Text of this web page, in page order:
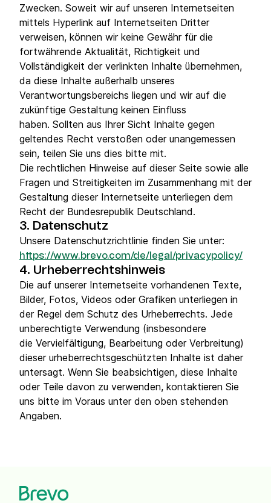
Zwecken. Soweit wir auf unseren Internetseiten
mittels Hyperlink auf Internetseiten Dritter
verweisen, können wir keine Gewähr für die
fortwährende Aktualität, Richtigkeit und
Vollständigkeit der verlinkten Inhalte übernehmen,
da diese Inhalte außerhalb unseres
Verantwortungsbereichs liegen und wir auf die
zukünftige Gestaltung keinen Einfluss
haben. Sollten aus Ihrer Sicht Inhalte gegen
geltendes Recht verstoßen oder unangemessen
sein, teilen Sie uns dies bitte mit.
Die rechtlichen Hinweise auf dieser Seite sowie alle
Fragen und Streitigkeiten im Zusammenhang mit der
Gestaltung dieser Internetseite unterliegen dem
Recht der Bundesrepublik Deutschland.
3. Datenschutz
Unsere Datenschutzrichtlinie finden Sie unter:
https://www.brevo.com/de/legal/privacypolicy/
4. Urheberrechtshinweis
Die auf unserer Internetseite vorhandenen Texte,
Bilder, Fotos, Videos oder Grafiken unterliegen in
der Regel dem Schutz des Urheberrechts. Jede
unberechtigte Verwendung (insbesondere
die Vervielfältigung, Bearbeitung oder Verbreitung)
dieser urheberrechtsgeschützten Inhalte ist daher
untersagt. Wenn Sie beabsichtigen, diese Inhalte
oder Teile davon zu verwenden, kontaktieren Sie
uns bitte im Voraus unter den oben stehenden
Angaben.